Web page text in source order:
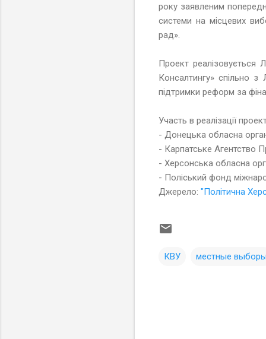
року заявленим
системи на місцевих
рад».
Проект реалізовується
Консалтингу» спільно з
підтримки реформ за
Участь в реалізації
- Донецька обласна
- Карпатське Агентство
- Херсонська обласна
- Поліський фонд
Джерело: "Політична
КВУ местные выборы